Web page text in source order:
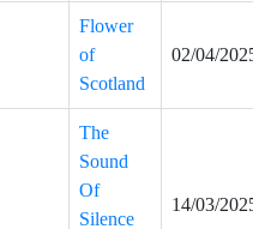
Flower
of
Scotland
02/04/
The
Sound
Of
Silence
14/03/